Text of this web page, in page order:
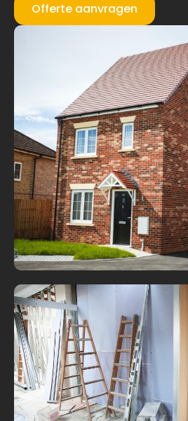
Offerte aanvragen